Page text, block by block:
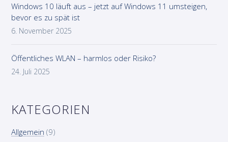
Windows 10 läuft aus – jetzt auf Windows 11 umsteigen,
bevor es zu spät ist
6. November 2025
Öffentliches WLAN – harmlos oder Risiko?
24. Juli 2025
KATEGORIEN
Allgemein (9)